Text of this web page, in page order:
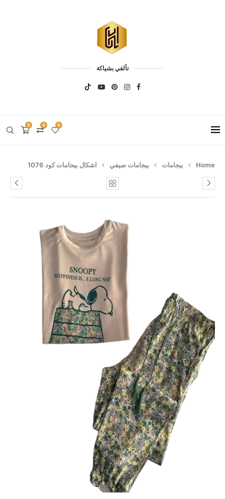
تألقي بشياكة
0 0 0
Home بيجامات بيجامات صيفي اشكال بيجامات كود 1076